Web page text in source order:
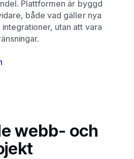
Plattformen är byggd
både vad gäller nya
utan att vara
webb- och